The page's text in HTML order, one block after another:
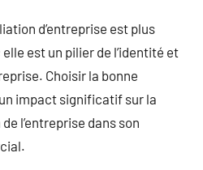
d’entreprise est plus
est un pilier de l’identité et
Choisir la bonne
impact significatif sur la
l’entreprise dans son